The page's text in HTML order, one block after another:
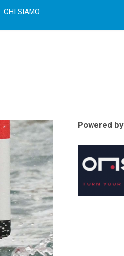
CHI SIAMO
Powered by